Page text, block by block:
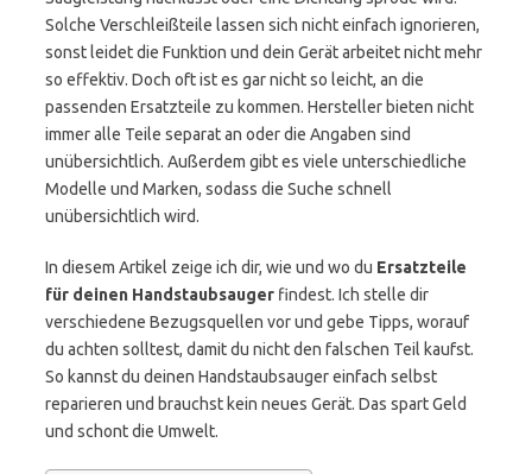
Solche Verschleißteile lassen sich nicht einfach ignorieren,
sonst leidet die Funktion und dein Gerät arbeitet nicht mehr
so effektiv. Doch oft ist es gar nicht so leicht, an die
passenden Ersatzteile zu kommen. Hersteller bieten nicht
immer alle Teile separat an oder die Angaben sind
unübersichtlich. Außerdem gibt es viele unterschiedliche
Modelle und Marken, sodass die Suche schnell
unübersichtlich wird.
In diesem Artikel zeige ich dir, wie und wo du Ersatzteile
für deinen Handstaubsauger findest. Ich stelle dir
verschiedene Bezugsquellen vor und gebe Tipps, worauf
du achten solltest, damit du nicht den falschen Teil kaufst.
So kannst du deinen Handstaubsauger einfach selbst
reparieren und brauchst kein neues Gerät. Das spart Geld
und schont die Umwelt.